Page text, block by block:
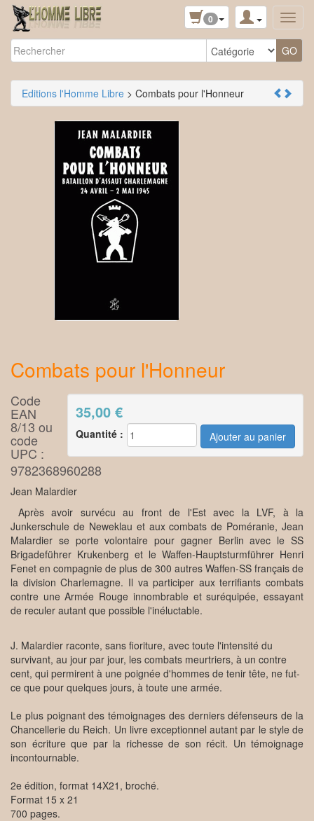
0
Editions l'Homme Libre > Combats pour l'Honneur
Combats pour l'Honneur
35,00 €
Quantité :
Code
EAN
8/13 ou
code
UPC :
9782368960288
Jean Malardier
Après avoir survécu au front de l'Est avec la LVF, à la
Junkerschule de Neweklau et aux combats de Poméranie, Jean
Malardier se porte volontaire pour gagner Berlin avec le SS
Brigadeführer Krukenberg et le Waffen-Hauptsturmführer Henri
Fenet en compagnie de plus de 300 autres Waffen-SS français de
la division Charlemagne. Il va participer aux terrifiants combats
contre une Armée Rouge innombrable et suréquipée, essayant
de reculer autant que possible l'inéluctable.
J. Malardier raconte, sans fioriture, avec toute l'intensité du
survivant, au jour par jour, les combats meurtriers, à un contre
cent, qui permirent à une poignée d'hommes de tenir tête, ne fut-
ce que pour quelques jours, à toute une armée.
Le plus poignant des témoignages des derniers défenseurs de la
Chancellerie du Reich. Un livre exceptionnel autant par le style de
son écriture que par la richesse de son récit. Un témoignage
incontournable.
2e édition, format 14X21, broché.
Format 15 x 21
700 pages.